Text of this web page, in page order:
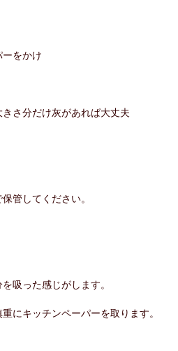
ーをかけ
さ分だけ灰があれば大丈夫
管してください。
吸った感じがします。
にキッチンペーパーを取ります。